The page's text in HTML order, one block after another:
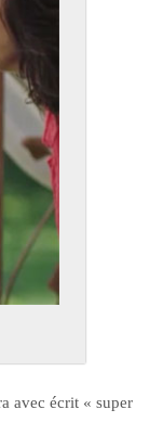
avec écrit « super